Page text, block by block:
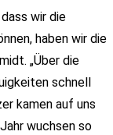
wir die
haben wir die
„Über die
schnell
kamen auf uns
wuchsen so